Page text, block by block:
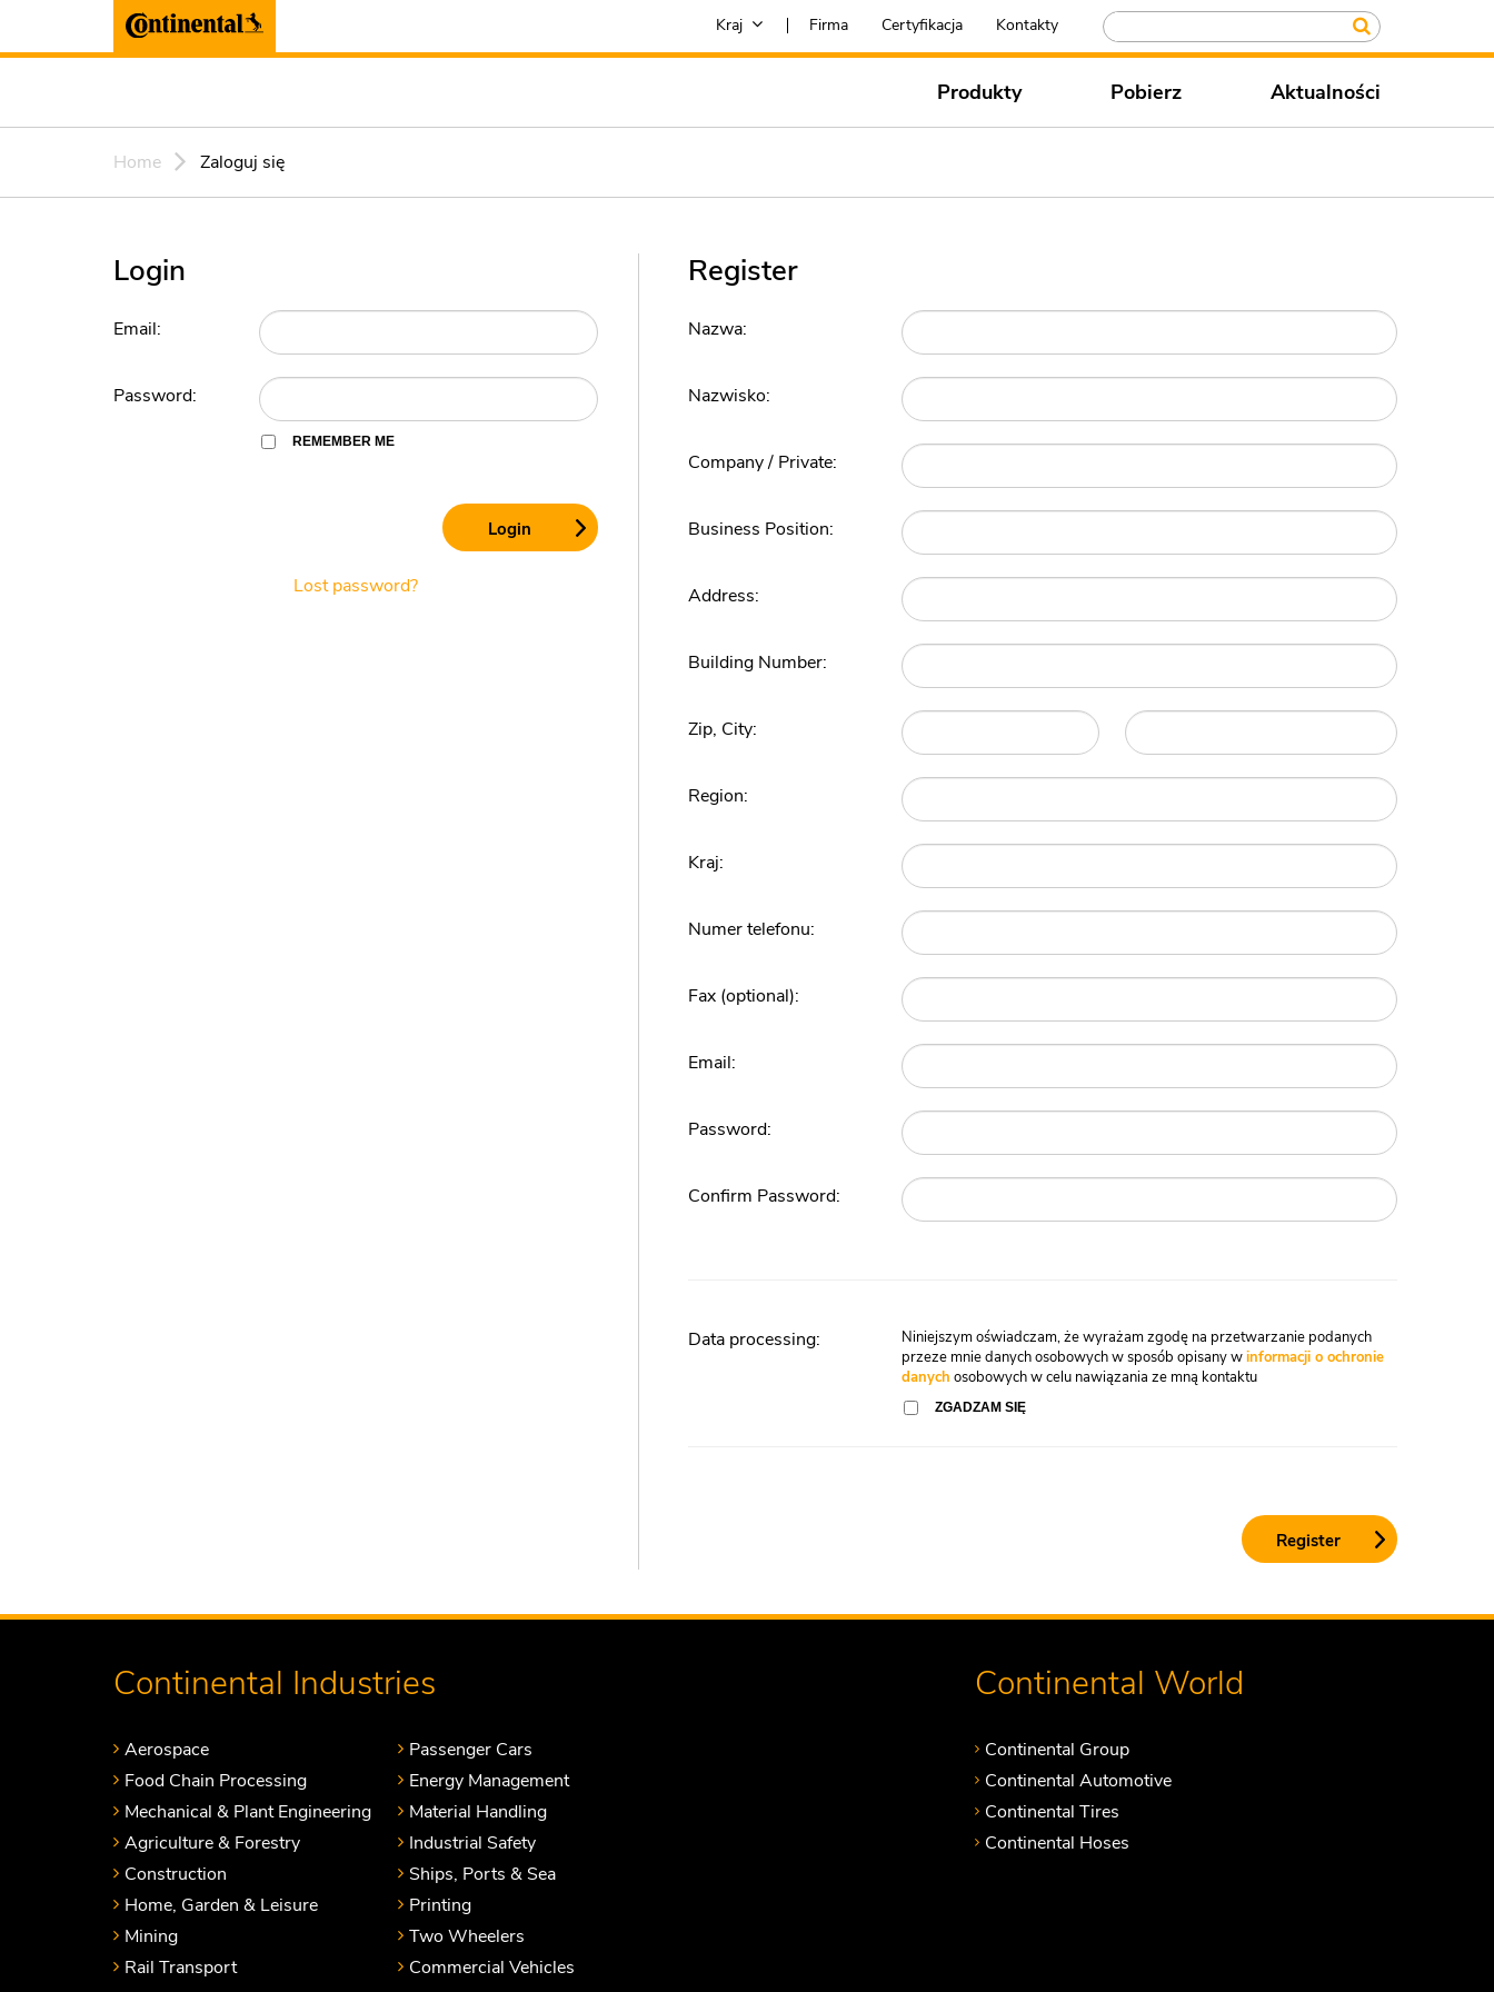
Kraj Firma Certyfikacja Kontakty
Produkty Pobierz Aktualności
Home Zaloguj się
Login
Email:
Password:
REMEMBER ME
Lost password?
Register
Nazwa:
Nazwisko:
Company / Private:
Business Position:
Address:
Building Number:
Zip, City:
Region:
Kraj:
Numer telefonu:
Fax (optional):
Email:
Password:
Confirm Password:
Data processing:
Niniejszym oświadczam, że wyrażam zgodę na przetwarzanie podanych
przeze mnie danych osobowych w sposób opisany winformacji o ochronie
danych osobowych w celu nawiązania ze mną kontaktu
ZGADZAM SIĘ
Continental Industries
Aerospace
Food Chain Processing
Mechanical & Plant Engineering
Agriculture & Forestry
Construction
Home, Garden & Leisure
Mining
Rail Transport
Passenger Cars
Energy Management
Material Handling
Industrial Safety
Ships, Ports & Sea
Printing
Two Wheelers
Commercial Vehicles
Continental World
Continental Group
Continental Automotive
Continental Tires
Continental Hoses